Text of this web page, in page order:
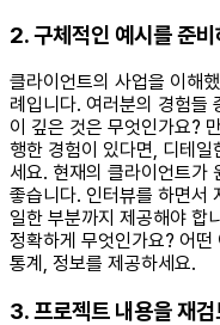
2. 구체적인 예시를 준
클라이언트의 사업을 이해
례입니다. 여러분의 경험들
이 깊은 것은 무엇인가요?
행한 경험이 있다면, 디테
세요. 현재의 클라이언트가
좋습니다. 인터뷰를 하면서
일한 부분까지 제공해야 합
정확하게 무엇인가요? 어
통계, 정보를 제공하세요.
3. 프로젝트 내용을 재